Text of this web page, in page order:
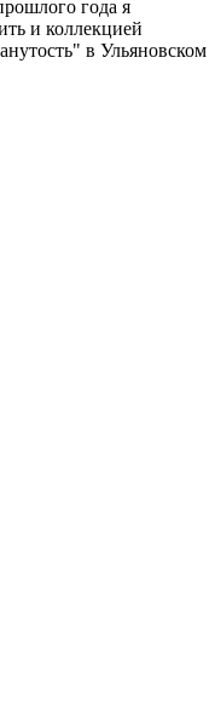
года я
и коллекцией
в Ульяновском